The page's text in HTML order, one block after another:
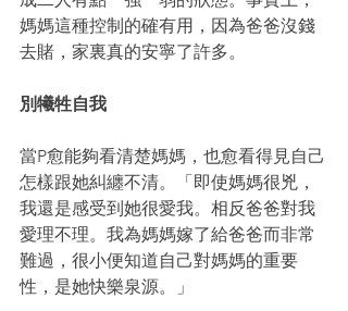
媽媽這種控制的確有用，因為爸爸沒錢
去賭，家裏真的安寧了許多。
別犧牲自我
當P愈能夠看清楚媽媽，也愈看得見自己
怎樣跟她糾纏不清。「即使媽媽很兇，
我還是感受到她很愛我。相反爸爸對我
愛理不理。我為媽媽嫁了給爸爸而非常
難過，很小便知道自己對媽媽的重要
性，是她快樂泉源。」